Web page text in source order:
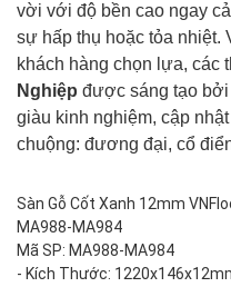
vời với độ bền cao ngay
sự hấp thụ hoặc tỏa nhiệt.
khách hàng chọn lựa, các
Nghiệp được sáng tạo bởi
giàu kinh nghiệm, cập
chuộng: đương đại, cổ
Sàn Gỗ Cốt Xanh 12mm
MA988-MA984
Mã SP: MA988-MA984
- Kích Thước: